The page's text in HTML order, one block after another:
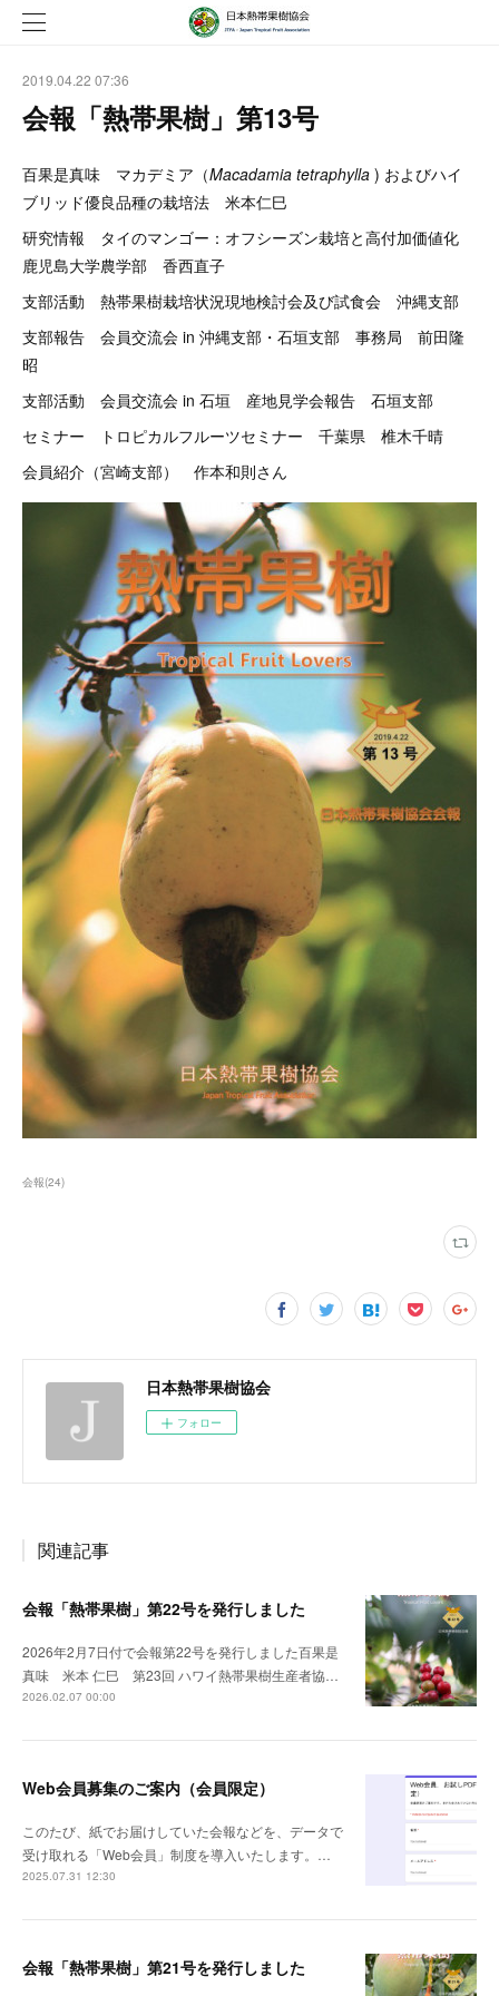
2019.04.22 07:36
会報「熱帯果樹」第13号
百果是真味 マカデミア（Macadamia tetraphylla ) およびハイ
ブリッド優良品種の栽培法 米本仁巳
研究情報 タイのマンゴー：オフシーズン栽培と高付加価値化
鹿児島大学農学部 香西直子
支部活動 熱帯果樹栽培状況現地検討会及び試食会 沖縄支部
支部報告 会員交流会 in 沖縄支部・石垣支部 事務局 前田隆
昭
支部活動 会員交流会 in 石垣 産地見学会報告 石垣支部
セミナー トロピカルフルーツセミナー 千葉県 椎木千晴
会員紹介（宮崎支部） 作本和則さん
会報(24)
日本熱帯果樹協会
フォロー
関連記事
会報「熱帯果樹」第22号を発行しました
2026年2月7日付で会報第22号を発行しました百果是
真味 米本 仁巳 第23回 ハワイ熱帯果樹生産者協…
2026.02.07 00:00
Web会員募集のご案内（会員限定）
このたび、紙でお届けしていた会報などを、データで
受け取れる「Web会員」制度を導入いたします。…
2025.07.31 12:30
会報「熱帯果樹」第21号を発行しました